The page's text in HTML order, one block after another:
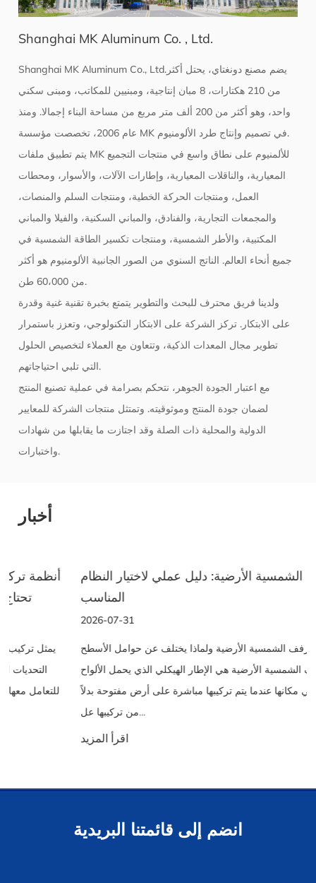
Shanghai MK Aluminum Co. , Ltd.
Shanghai MK Aluminum Co., Ltd.يضم مصنع دونغتاي، يحتل أكثر
من 210 هكتارات، 8 مبان إنتاجية، ومبنيين للمكاتب، ومبنى سكني
واحد، وهو أكثر من 200 ألف متر مربع من مساحة البناء إجمالا. ومنذ
عام 2006، تخصصت مؤسسة MK في تصميم وإنتاج طرد الألومنيوم.
يتم تطبيق ملفات MK للألمنيوم على نطاق واسع في منتجات التجميع
المعيارية، والناقلات المعيارية، وإطارات الآلات، والأسوار، ومحطات
العمل، ومنتجات الحركة الخطية، ومنتجات السلم والمنصات،
والمجمعات التجارية، والفنادق، والمباني السكنية، والفيلا والمباني
المكتبية، والأطر الشمسية، ومنتجات تكسير الطاقة الشمسية في
جميع أنحاء العالم. الناتج السنوي من الصور الجانبية الألومنيوم هو أكثر
من 60،000 طن.
ولدينا فريق محترف للبحث والتطوير يتمتع بخبرة تقنية غنية وقدرة
على الابتكار. تركز الشركة على الابتكار التكنولوجي، وتعزز باستمرار
تطوير مجال المعدات الذكية، وتتعاون مع العملاء لتخصيص الحلول
التي تلبي احتياجاتهم.
مع اعتبار الجودة الجوهر، نتحكم بصرامة في عملية تصنيع المنتج
لضمان جودة المنتج وموثوقيته. وتمتثل منتجات الشركة للمعايير
الدولية والمحلية ذات الصلة وقد اجتازت ما يقابلها من شهادات
واختبارات.
أخبار
الأرفف الشمسية الأرضية: دليل عملي لاختيار النظام
المناسب
ما هو الأرفف الشمسية الأرضية ولماذا يختلف عن حوامل الأسطح
الأرفف الشمسية الأرضية هي الإطار الهيكلي الذي يحمل الألواح
الشمسية في مكانها عندما يتم تركيبها مباشرة على أرض مفتوحة بدلاً
من تركيبها عل...
انضم إلى قائمتنا البريدية